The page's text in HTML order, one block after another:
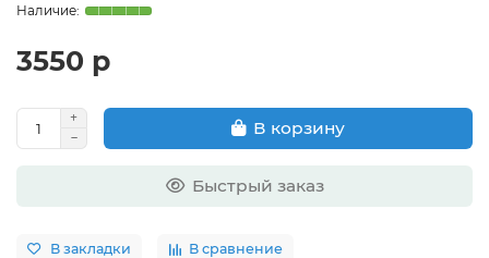
3550 р
В корзину
Быстрый заказ
В закладки В сравнение